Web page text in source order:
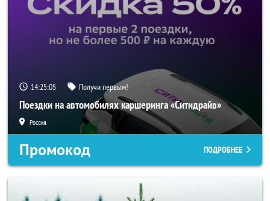
14:25:04 Получи первым!
Поездки на автомобилях каршеринга «Ситидрайв»
Россия
Промокод ПОДРОБНЕЕ